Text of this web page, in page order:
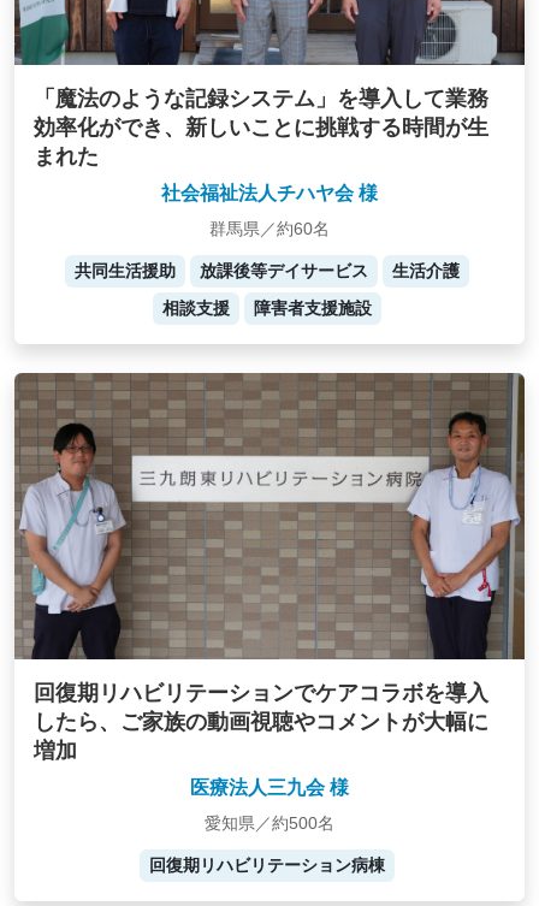
「魔法のような記録システム」を導入して業務
効率化ができ、新しいことに挑戦する時間が生
まれた
社会福祉法人チハヤ会 様
群馬県／約60名
共同生活援助 放課後等デイサービス
生活介護
相談支援
障害者支援施設
回復期リハビリテーションでケアコラボを導入
したら、ご家族の動画視聴やコメントが大幅に
増加
医療法人三九会 様
愛知県／約500名
回復期リハビリテーション病棟